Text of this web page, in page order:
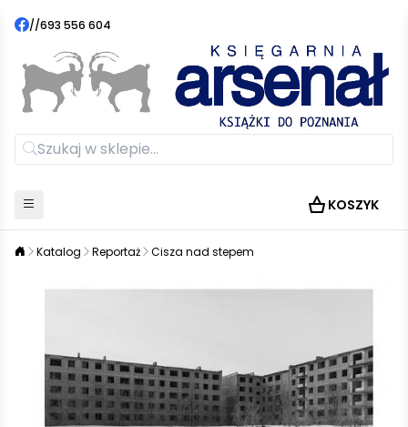
//693 556 604
KOSZYK
Katalog Reportaż Cisza nad stepem